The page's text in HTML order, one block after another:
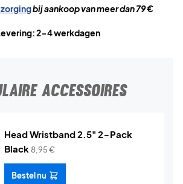
bij aankoop van meer dan 79 €
2-4 werkdagen
ACCESSOIRES
Head Wristband 2.5" 2-Pack
Black 8,95€
Bestel nu